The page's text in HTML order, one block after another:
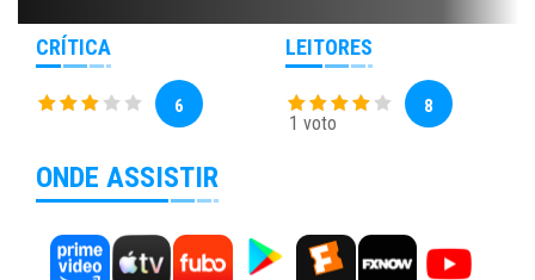
CRÍTICA
6
LEITORES
1 voto
8
ONDE ASSISTIR